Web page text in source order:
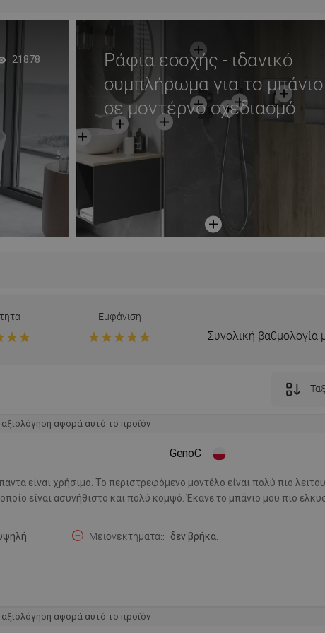
21878
Ράφια εσοχής - ιδανικό
συμπλήρωμα για το μπάνιο
σε μοντέρνο σχεδιασμό
Εμφάνιση
Συνολική βαθμολογία
αφορά αυτό το προϊόν
GenoC
είναι χρήσιμο. Το περιστρεφόμενο μοντέλο είναι πολύ πιο
είναι ασυνήθιστο και πολύ κομψό. Έκανε το μπάνιο μου πιο
Μειονεκτήματα: δεν βρήκα.
αφορά αυτό το προϊόν